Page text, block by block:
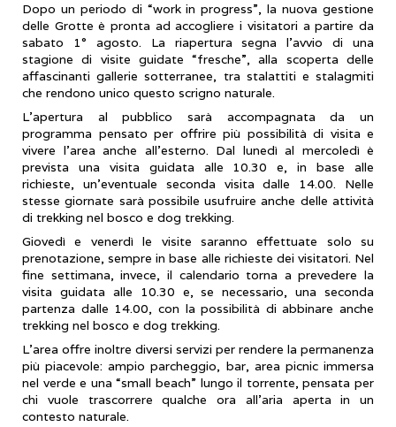
Dopo un periodo di “work in progress”, la nuova gestione
delle Grotte è pronta ad accogliere i visitatori a partire da
sabato 1° agosto. La riapertura segna l’avvio di una
stagione di visite guidate “fresche”, alla scoperta delle
affascinanti gallerie sotterranee, tra stalattiti e stalagmiti
che rendono unico questo scrigno naturale.
L’apertura al pubblico sarà accompagnata da un
programma pensato per offrire più possibilità di visita e
vivere l’area anche all’esterno. Dal lunedì al mercoledì è
prevista una visita guidata alle 10.30 e, in base alle
richieste, un’eventuale seconda visita dalle 14.00. Nelle
stesse giornate sarà possibile usufruire anche delle attività
di trekking nel bosco e dog trekking.
Giovedì e venerdì le visite saranno effettuate solo su
prenotazione, sempre in base alle richieste dei visitatori. Nel
fine settimana, invece, il calendario torna a prevedere la
visita guidata alle 10.30 e, se necessario, una seconda
partenza dalle 14.00, con la possibilità di abbinare anche
trekking nel bosco e dog trekking.
L’area offre inoltre diversi servizi per rendere la permanenza
più piacevole: ampio parcheggio, bar, area picnic immersa
nel verde e una “small beach” lungo il torrente, pensata per
chi vuole trascorrere qualche ora all’aria aperta in un
contesto naturale.